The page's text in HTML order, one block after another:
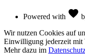
Powered with favorite
Wir nutzen Cookies auf
Einwilligung jederzeit mit
Mehr dazu im